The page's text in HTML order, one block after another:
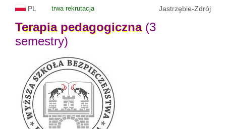
PL trwa rekrutacja Jastrzębie-Zdrój
Terapia pedagogiczna(3
semestry)